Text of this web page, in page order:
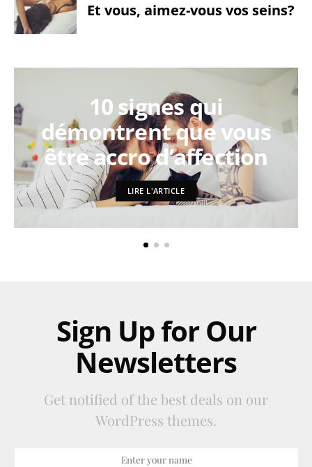
Et vous, aimez-vous vos seins?
10 signes qui
démontrent que vous
être accro d’affection
LIRE L'ARTICLE
Sign Up for Our
Newsletters
Get notified of the best deals on our
WordPress themes.